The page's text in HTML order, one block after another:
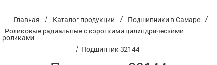
О компании
Главная / Каталог продукции / Подшипники в Самаре /
Роликовые радиальные с короткими цилиндрическими
роликами
/ Подшипник 32144